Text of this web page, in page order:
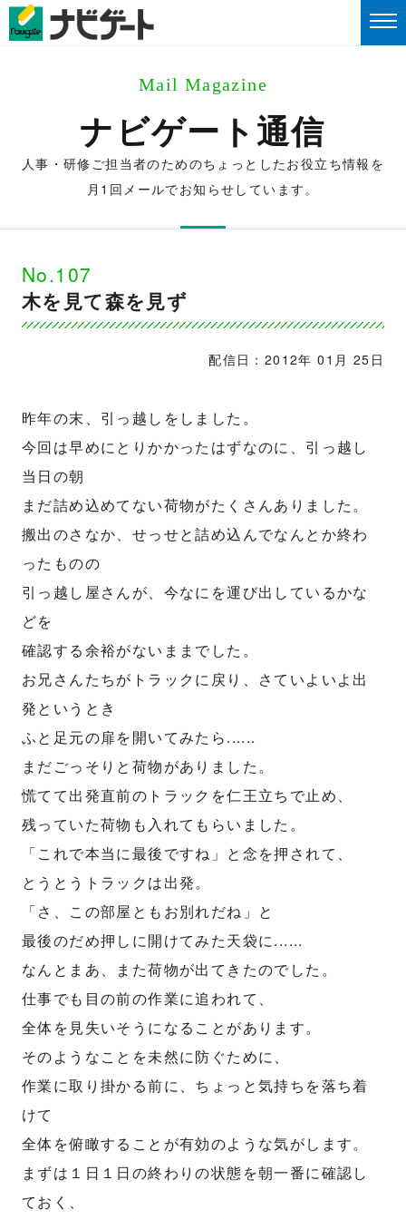
Mail Magazine
ナビゲート通信
人事・研修ご担当者のためのちょっとしたお役立ち情報を
月1回メールでお知らせしています。
No.107
木を見て森を見ず
配信日：2012年 01月 25日
昨年の末、引っ越しをしました。
今回は早めにとりかかったはずなのに、引っ越し
当日の朝
まだ詰め込めてない荷物がたくさんありました。
搬出のさなか、せっせと詰め込んでなんとか終わ
ったものの
引っ越し屋さんが、今なにを運び出しているかな
どを
確認する余裕がないままでした。
お兄さんたちがトラックに戻り、さていよいよ出
発というとき
ふと足元の扉を開いてみたら......
まだごっそりと荷物がありました。
慌てて出発直前のトラックを仁王立ちで止め、
残っていた荷物も入れてもらいました。
「これで本当に最後ですね」と念を押されて、
とうとうトラックは出発。
「さ、この部屋ともお別れだね」と
最後のだめ押しに開けてみた天袋に......
なんとまあ、また荷物が出てきたのでした。
仕事でも目の前の作業に追われて、
全体を見失いそうになることがあります。
そのようなことを未然に防ぐために、
作業に取り掛かる前に、ちょっと気持ちを落ち着
けて
全体を俯瞰することが有効のような気がします。
まずは１日１日の終わりの状態を朝一番に確認し
ておく、